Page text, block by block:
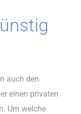
auch den
einen privaten
Um welche